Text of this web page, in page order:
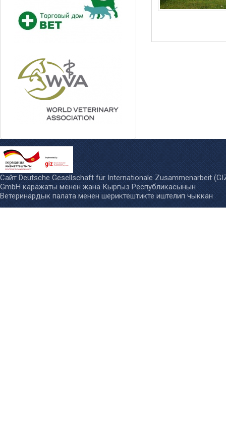
СайтDeutsche Gesellschaft für Internationale Zusammenarbeit
GmbH каражаты менен жана Кыргыз Республикасынын
Ветеринардык палата менен шериктештикте иштелип чыккан